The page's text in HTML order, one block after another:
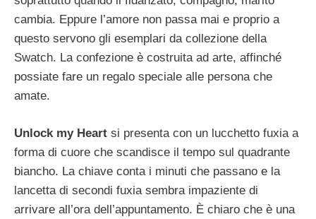
cambia. Eppure l’amore non passa mai e proprio a
questo servono gli esemplari da collezione della
Swatch. La confezione è costruita ad arte, affinché
possiate fare un regalo speciale alle persona che
amate.
Unlock my Heart si presenta con un lucchetto fuxia a
forma di cuore che scandisce il tempo sul quadrante
biancho. La chiave conta i minuti che passano e la
lancetta di secondi fuxia sembra impaziente di
arrivare all’ora dell’appuntamento. È chiaro che è una